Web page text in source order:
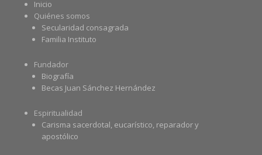
Inicio
Quiénes somos
Secularidad consagrada
Familia Instituto
Fundador
Biografía
Becas Juan Sánchez Hernández
Espiritualidad
Carisma sacerdotal, eucarístico, reparador y
apostólico